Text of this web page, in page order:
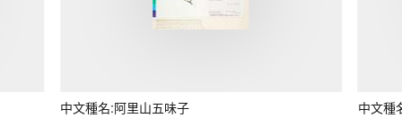
中文種名:阿里山五味子 中文種